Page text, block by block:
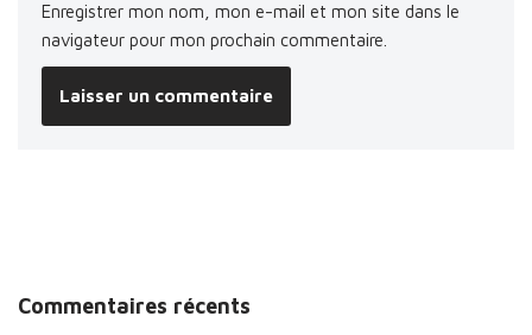
Enregistrer mon nom, mon e-mail et mon site dans le
navigateur pour mon prochain commentaire.
Commentaires récents